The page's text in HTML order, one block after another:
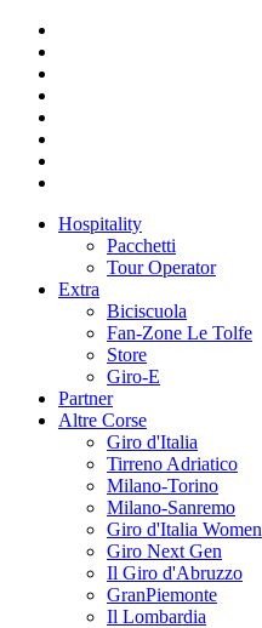
Hospitality
Pacchetti
Tour Operator
Extra
Biciscuola
Fan-Zone Le Tolfe
Store
Giro-E
Partner
Altre Corse
Giro d'Italia
Tirreno Adriatico
Milano-Torino
Milano-Sanremo
Giro d'Italia Women
Giro Next Gen
Il Giro d'Abruzzo
GranPiemonte
Il Lombardia